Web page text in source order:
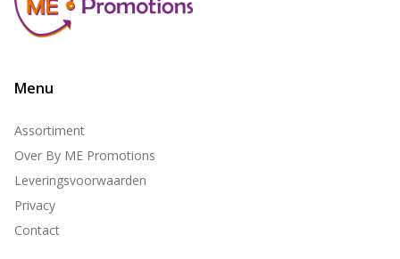
Menu
Assortiment
Over By ME Promotions
Leveringsvoorwaarden
Privacy
Contact